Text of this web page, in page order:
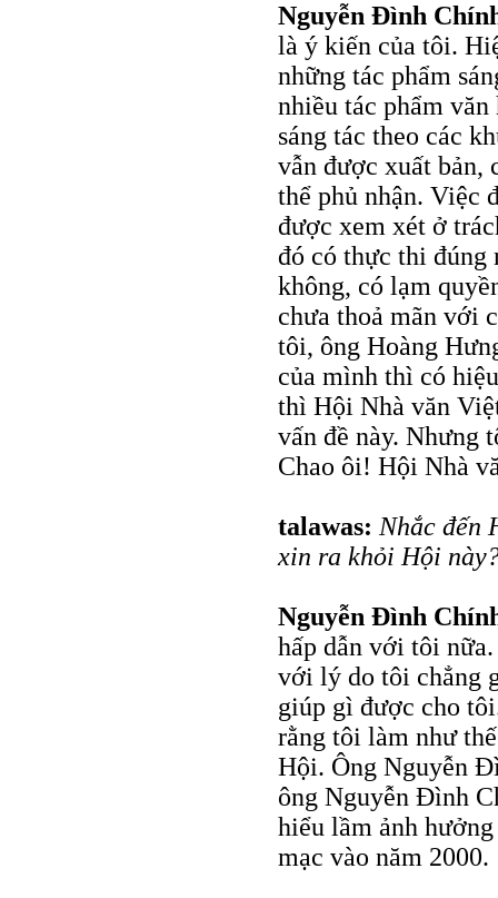
Nguyễn Đình
là ý kiến của tôi.
những tác phẩm
nhiều tác phẩm
sáng tác theo các
vẫn được xuất bản,
thể phủ nhận. Việc
được xem xét ở
đó có thực thi đúng
không, có lạm
chưa thoả mãn với
tôi, ông Hoàng
của mình thì có
thì Hội Nhà văn
vấn đề này. Nhưng
Chao ôi! Hội Nhà
talawas: Nhắc đến
xin ra khỏi Hội
Nguyễn Đình
hấp dẫn với tôi
với lý do tôi chẳng
giúp gì được cho
rằng tôi làm như
Hội. Ông Nguyễn
ông Nguyễn Đình
hiểu lầm ảnh
mạc vào năm 2000.